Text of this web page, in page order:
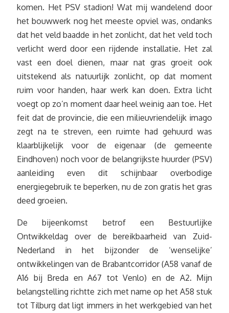
komen. Het PSV stadion! Wat mij wandelend door
het bouwwerk nog het meeste opviel was, ondanks
dat het veld baadde in het zonlicht, dat het veld toch
verlicht werd door een rijdende installatie. Het zal
vast een doel dienen, maar nat gras groeit ook
uitstekend als natuurlijk zonlicht, op dat moment
ruim voor handen, haar werk kan doen. Extra licht
voegt op zo’n moment daar heel weinig aan toe. Het
feit dat de provincie, die een milieuvriendelijk imago
zegt na te streven, een ruimte had gehuurd was
klaarblijkelijk voor de eigenaar (de gemeente
Eindhoven) noch voor de belangrijkste huurder (PSV)
aanleiding even dit schijnbaar overbodige
energiegebruik te beperken, nu de zon gratis het gras
deed groeien.
De bijeenkomst betrof een Bestuurlijke
Ontwikkeldag over de bereikbaarheid van Zuid-
Nederland in het bijzonder de ‘wenselijke’
ontwikkelingen van de Brabantcorridor (A58 vanaf de
A16 bij Breda en A67 tot Venlo) en de A2. Mijn
belangstelling richtte zich met name op het A58 stuk
tot Tilburg dat ligt immers in het werkgebied van het